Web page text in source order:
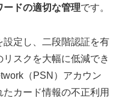
ードの適切な管理です。
定し、二段階認証を有
スクを大幅に低減でき
（PSN）アカウン
たカード情報の不正利用